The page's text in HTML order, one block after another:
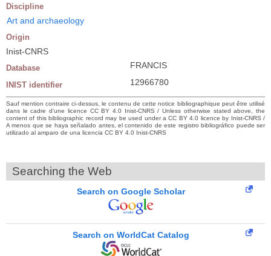
Discipline
Art and archaeology
Origin
Inist-CNRS
Database FRANCIS
INIST identifier 12966780
Sauf mention contraire ci-dessus, le contenu de cette notice bibliographique peut être utilisé
dans le cadre d’une licence CC BY 4.0 Inist-CNRS / Unless otherwise stated above, the
content of this bibliographic record may be used under a CC BY 4.0 licence by Inist-CNRS /
A menos que se haya señalado antes, el contenido de este registro bibliográfico puede ser
utilizado al amparo de una licencia CC BY 4.0 Inist-CNRS
Searching the Web
Search on Google Scholar
Search on WorldCat Catalog